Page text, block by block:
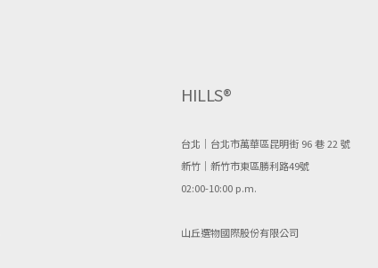
HILLS®
台北｜台北市萬華區昆明街 96 巷 22 號
新竹｜新竹市東區勝利路49號
02:00-10:00 p.m.
山丘選物國際股份有限公司